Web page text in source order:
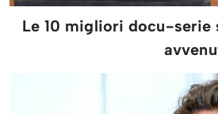
Le 10 migliori docu-serie